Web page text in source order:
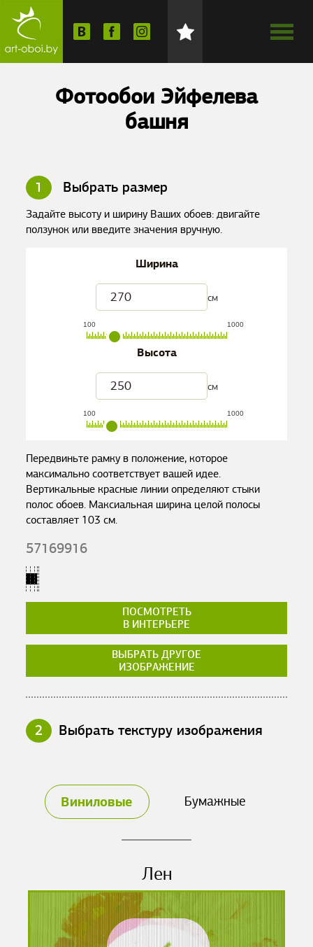
Фотообои Эйфелева
башня
1 Выбрать размер
Задайте высоту и ширину Ваших обоев: двигайте
ползунок или введите значения вручную.
Ширина
см
100 1000
Высота
см
100 1000
Передвиньте рамку в положение, которое
максимально соответствует вашей идее.
Вертикальные красные линии определяют стыки
полос обоев. Максиальная ширина целой полосы
составляет 103 см.
57169916
ПОСМОТРЕТЬ
В ИНТЕРЬЕРЕ
ВЫБРАТЬ ДРУГОЕ
ИЗОБРАЖЕНИЕ
2 Выбрать текстуру изображения
Виниловые Бумажные
Лен